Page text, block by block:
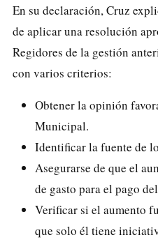
En su declaración, Cruz
de aplicar una resolución
Regidores de la gestión
con varios criterios:
Obtener la opinión
Municipal.
Identificar la fuente de
Asegurarse de que el
de gasto para el pago
Verificar si el aumento
que solo él tiene